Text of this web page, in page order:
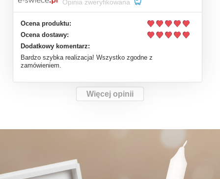
Opinia zweryfikowana
Ocena produktu:
Ocena dostawy:
Dodatkowy komentarz:
Bardzo szybka realizacja! Wszystko zgodne z
zamówieniem.
Więcej opinii